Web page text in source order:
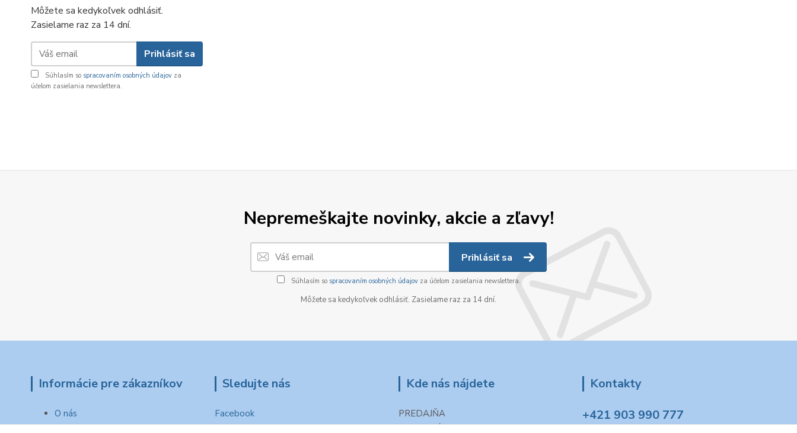
Môžete sa kedykoľvek odhlásiť.
Zasielame raz za 14 dní.
Prihlásiť sa
Súhlasím so spracovaním osobných údajov za
účelom zasielania newslettera.
Nepremeškajte novinky, akcie a zľavy!
Prihlásiť sa
Súhlasím so spracovaním osobných údajovza účelom zasielania newslettera.
Môžete sa kedykoľvek odhlásiť. Zasielame raz za 14 dní.
Informácie pre zákazníkov
O nás
Ako nakupovať
Sledujte nás
Facebook
Kde nás nájdete
PREDAJŇA
Popradská 27
Kontakty
+421 903 990 777